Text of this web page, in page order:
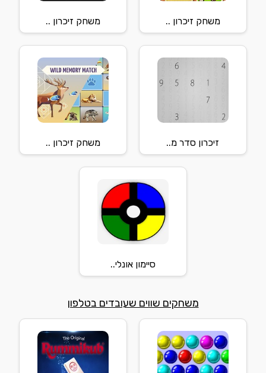
משחק זיכרון .. משחק זיכרון ..
זיכרון סדר מ.. משחק זיכרון ..
סיימון אונלי..
משחקים שווים שעובדים בטלפון